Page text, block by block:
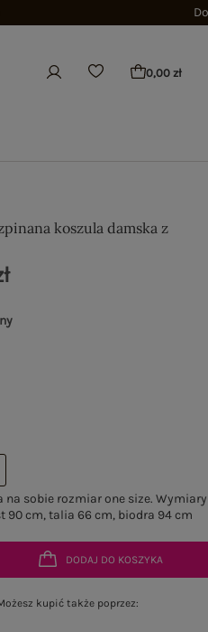
0,00 zł
koszula damska z
na sobie rozmiar one size.
90 cm, talia 66 cm, biodra 94 cm
DODAJ DO KOSZYKA
kupić także poprzez: